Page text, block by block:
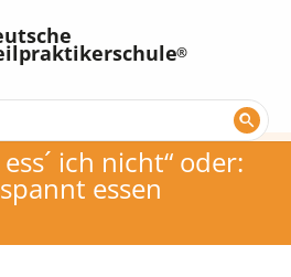
ich nicht“ oder:
essen